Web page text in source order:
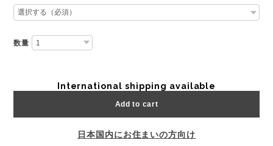
数量
International shipping available
Add to cart
日本国内にお住まいの方向け